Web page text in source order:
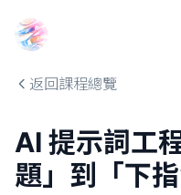
返回課程總覽
AI 提示詞工
題」到「下